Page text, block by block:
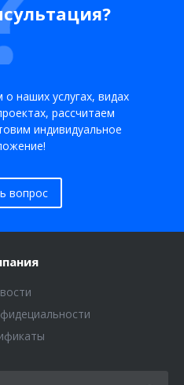
наших услугах, видах
рассчитаем
индивидуальное
вопрос